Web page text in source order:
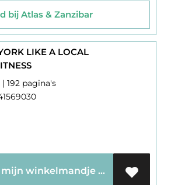
bij Atlas & Zanzibar
LIKE A LOCAL
192 pagina's
Voeg toe aan mijn winkelmandje